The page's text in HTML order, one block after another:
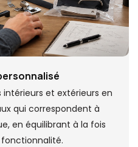
et extérieurs en
qui correspondent à
en équilibrant à la fois